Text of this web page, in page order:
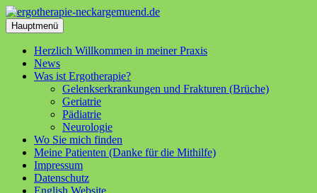
Zum
Inhalt
springen
Hauptmenü
Herzlich Willkommen in meiner Praxis
News
Was ist Ergotherapie?
Gelenkserkrankungen und Frakturen (Brüche)
Geriatrie
Pädiatrie
Neurologie
Wo Sie mich finden
Meine Patienten (Danke für die Mithilfe)
Impressum
Datenschutz
English Website